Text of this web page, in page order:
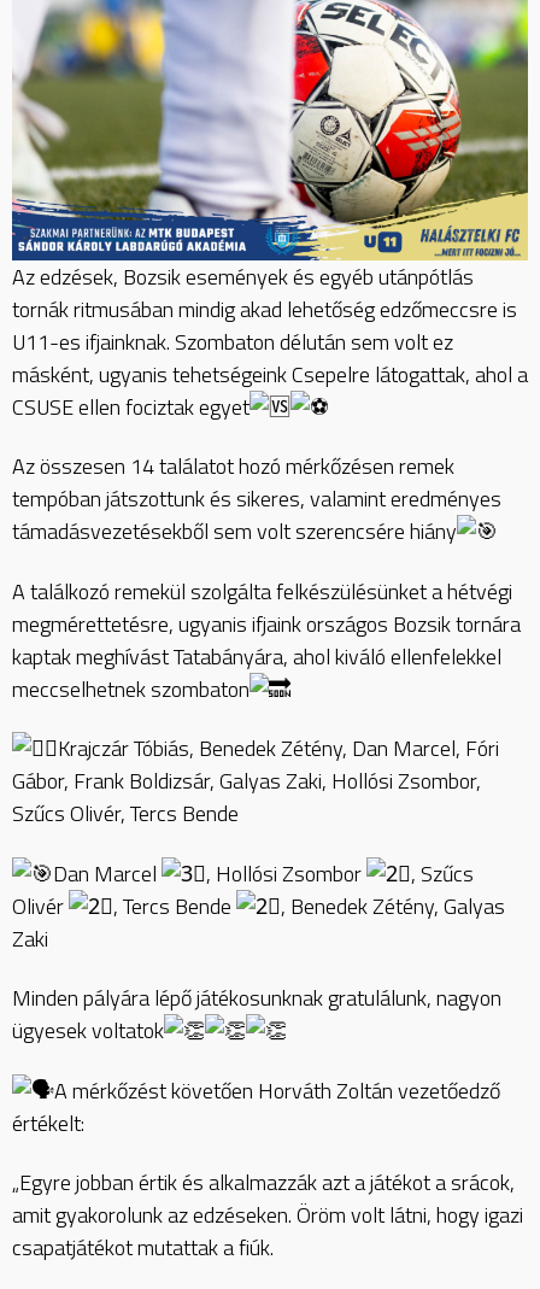
Azedzések, Bozsik események és egyéb utánpótlás
tornák ritmusában mindig akad lehetőség edzőmeccsre is
U11-es ifjainknak. Szombaton délután sem volt ez
másként, ugyanis tehetségeink Csepelre látogattak, ahol a
CSUSE ellen fociztak egyet
Az összesen 14 találatot hozó mérkőzésen remek
tempóban játszottunk és sikeres, valamint eredményes
támadásvezetésekből sem volt szerencsére hiány
A találkozó remekül szolgálta felkészülésünket a hétvégi
megmérettetésre, ugyanis ifjaink országos Bozsik tornára
kaptak meghívást Tatabányára, ahol kiváló ellenfelekkel
meccselhetnek szombaton
Krajczár Tóbiás, Benedek Zétény, Dan Marcel, Fóri
Gábor, Frank Boldizsár, Galyas Zaki, Hollósi Zsombor,
Szűcs Olivér, Tercs Bende
Dan Marcel
, Hollósi Zsombor
, Szűcs
Olivér
, Tercs Bende
, Benedek Zétény, Galyas
Zaki
Minden pályára lépő játékosunknak gratulálunk, nagyon
ügyesek voltatok
A mérkőzést követően Horváth Zoltán vezetőedző
értékelt:
„Egyre jobban értik és alkalmazzák azt a játékot a srácok,
amit gyakorolunk az edzéseken. Öröm volt látni, hogy igazi
csapatjátékot mutattak a fiúk.